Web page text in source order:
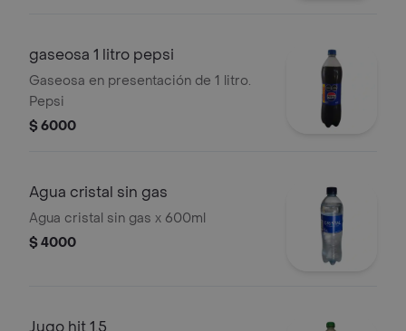
gaseosa 1 litro pepsi
Gaseosa en presentación de 1 litro.
Pepsi
$ 6000
Agua cristal sin gas
Agua cristal sin gas x 600ml
$ 4000
Jugo hit 1.5